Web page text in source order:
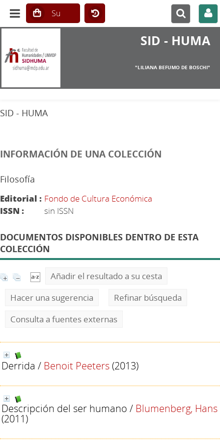
SID - HUMA
"LILIANA BEFUMO DE BOSCHI"
SID - HUMA
INFORMACIÓN DE UNA COLECCIÓN
Filosofía
Editorial : Fondo de Cultura Económica
ISSN :
sin ISSN
DOCUMENTOS DISPONIBLES DENTRO DE ESTA
COLECCIÓN
Añadir el resultado a su cesta
Hacer una sugerencia
Refinar búsqueda
Consulta a fuentes externas
Derrida / Benoit Peeters(2013)
Descripción del ser humano / Blumenberg, Hans
(2011)